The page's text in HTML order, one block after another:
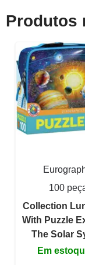
Produtos
100
Collection
With Puzzle
The Solar
Em